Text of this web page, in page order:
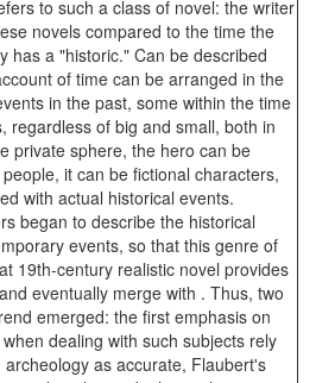
to such a class of novel: the writer
novels compared to the time the
has a "historic." Can be described
of time can be arranged in the
in the past, some within the time
regardless of big and small, both in
private sphere, the hero can be
it can be fictional characters,
with actual historical events.
to describe the historical
events, so that this genre of
19th-century realistic novel provides
eventually merge with . Thus, two
emerged: the first emphasis on
dealing with such subjects rely
as accurate, Flaubert's